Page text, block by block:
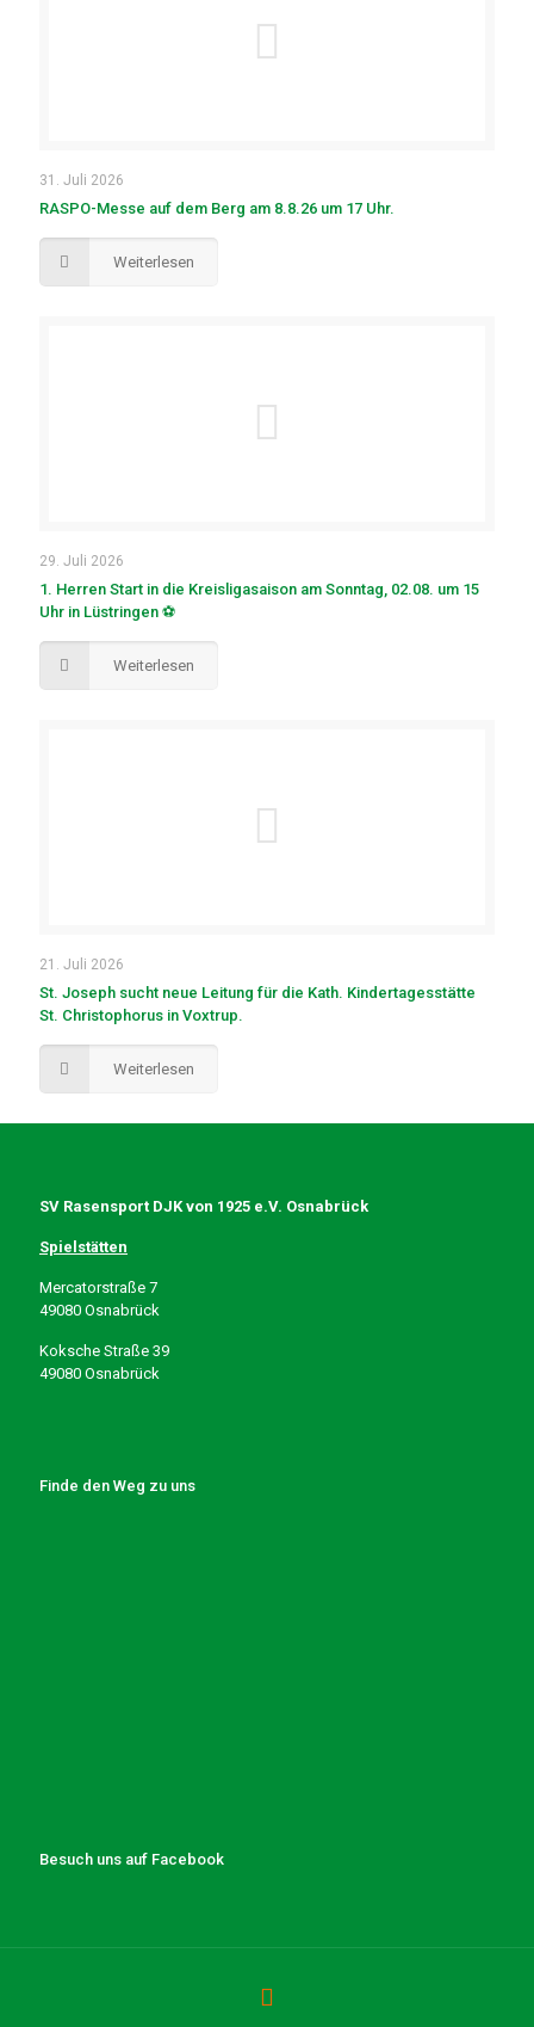
31. Juli 2026
RASPO-Messe auf dem Berg am 8.8.26 um 17 Uhr.
Weiterlesen
29. Juli 2026
1. Herren Start in die Kreisligasaison am Sonntag, 02.08. um 15
Uhr in Lüstringen ⚽
Weiterlesen
21. Juli 2026
St. Joseph sucht neue Leitung für die Kath. Kindertagesstätte
St. Christophorus in Voxtrup.
Weiterlesen
SV Rasensport DJK von 1925 e.V. Osnabrück
Spielstätten
Mercatorstraße 7
49080 Osnabrück
Koksche Straße 39
49080 Osnabrück
Finde den Weg zu uns
Besuch uns auf Facebook